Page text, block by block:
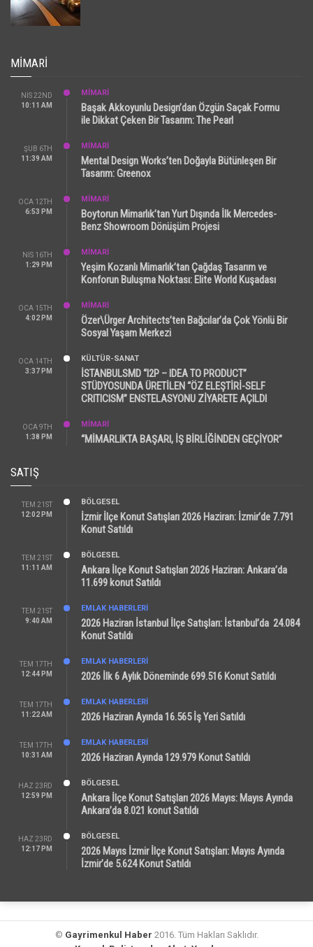
MIMARI
NIS 22ND
10:11 AM
MİMARİ
Başak Akkoyunlu Design’dan Özgün Saçak Formu
ile Dikkat Çeken Bir Tasarım: The Pearl
ŞUB 6TH
11:39 AM
MİMARİ
Mental Design Works’ten Doğayla Bütünleşen Bir
Tasarım: Greenox
OCA 12TH
6:53 PM
MİMARİ
Boytorun Mimarlık’tan Yurt Dışında İlk Mercedes-
Benz Showroom Dönüşüm Projesi
NIS 16TH
1:29 PM
MİMARİ
Yeşim Kozanlı Mimarlık’tan Çağdaş Tasarım ve
Konforun Buluşma Noktası: Elite World Kuşadası
OCA 15TH
4:02 PM
MİMARİ
Özer\Ürger Architects’ten Bağcılar’da Çok Yönlü Bir
Sosyal Yaşam Merkezi
OCA 14TH
3:37 PM
KÜLTÜR-SANAT
İSTANBULSMD “I2P – IDEA TO PRODUCT”
STÜDYOSUNDA ÜRETİLEN “ÖZ ELEŞTİRİ-SELF
CRITICISM” ENSTELASYONU ZİYARETE AÇILDI
OCA 9TH
1:38 PM
MİMARİ
“MİMARLIKTA BAŞARI, İŞ BİRLİĞİNDEN GEÇİYOR”
SATIŞ
TEM 21ST
12:02 PM
BÖLGESEL
İzmir İlçe Konut Satışları 2026 Haziran: İzmir’de 7.791
Konut Satıldı
TEM 21ST
11:11 AM
BÖLGESEL
Ankara İlçe Konut Satışları 2026 Haziran: Ankara’da
11.699 konut Satıldı
TEM 21ST
9:40 AM
EMLAK HABERLERI
2026 Haziran İstanbul İlçe Satışları: İstanbul’da 24.084
Konut Satıldı
TEM 17TH
12:44 PM
EMLAK HABERLERI
2026 İlk 6 Aylık Döneminde 699.516 Konut Satıldı
TEM 17TH
11:22 AM
EMLAK HABERLERI
2026 Haziran Ayında 16.565 İş Yeri Satıldı
TEM 17TH
10:31 AM
EMLAK HABERLERI
2026 Haziran Ayında 129.979 Konut Satıldı
HAZ 23RD
12:59 PM
BÖLGESEL
Ankara İlçe Konut Satışları 2026 Mayıs: Mayıs Ayında
Ankara’da 8.021 konut Satıldı
HAZ 23RD
12:17 PM
BÖLGESEL
2026 Mayıs İzmir İlçe Konut Satışları: Mayıs Ayında
İzmir’de 5.624 Konut Satıldı
© Gayrimenkul Haber 2016. Tüm Hakları Saklıdır.